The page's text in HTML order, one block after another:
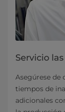
Servicio
Asegúrese de
tiempos de
adicionales